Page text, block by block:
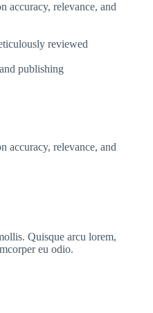
accuracy, relevance, and
reviewed
publishing
accuracy, relevance, and
Quisque arcu lorem,
eu odio.